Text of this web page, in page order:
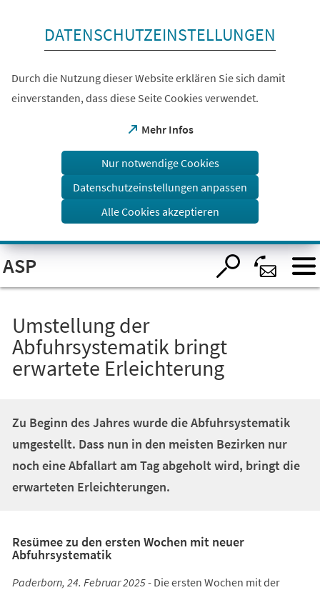
Visuelle
Assistenzsoftware
öffnen.
DATENSCHUTZEINSTELLUNGEN
Durch die Nutzung dieser Website erklären Sie sich damit
einverstanden, dass diese Seite Cookies verwendet.
Mehr Infos
(Öffnet
einem
Tab)
Nur notwendige Cookies
Datenschutzeinstellungen anpassen
Alle Cookies akzeptieren
ASP
Umstellung der
Abfuhrsystematik bringt
erwartete Erleichterung
Zu Beginn des Jahres wurde die Abfuhrsystematik
umgestellt. Dass nun in den meisten Bezirken nur
noch eine Abfallart am Tag abgeholt wird, bringt die
erwarteten Erleichterungen.
Resümee zu den ersten Wochen mit neuer
Abfuhrsystematik
Paderborn, 24. Februar 2025- Die ersten Wochen mit der